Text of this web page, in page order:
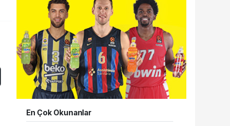
En Çok Okunanlar